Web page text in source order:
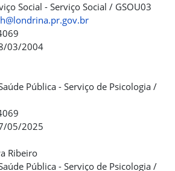
Social - Serviço Social / GSOU03
03/2004
Pública - Serviço de Psicologia /
05/2025
Ribeiro
Pública - Serviço de Psicologia /